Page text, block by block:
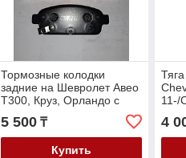
Тормозные колодки
задние на Шевролет Авео
Т300, Круз, Орландо с
2009года и выше, Опель
Астра Н
5 500₸
Купить
11-/
R4/
99-
4